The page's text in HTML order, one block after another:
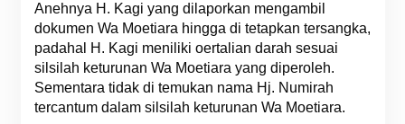
Anehnya H. Kagi yang dilaporkan mengambil
dokumen Wa Moetiara hingga di tetapkan tersangka,
padahal H. Kagi meniliki oertalian darah sesuai
silsilah keturunan Wa Moetiara yang diperoleh.
Sementara tidak di temukan nama Hj. Numirah
tercantum dalam silsilah keturunan Wa Moetiara.